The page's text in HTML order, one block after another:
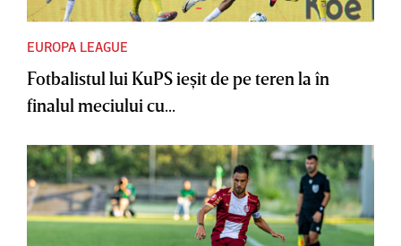
EUROPA LEAGUE
Fotbalistul lui KuPS ieşit de pe teren la în
finalul meciului cu...